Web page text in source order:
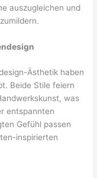
auszugleichen und
Ästhetik haben
Beide Stile feiern
was
entspannten
Gefühl passen
inspirierten